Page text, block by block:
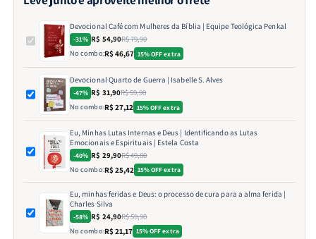
Devocional Café com Mulheres da Bíblia | Equipe Teológica Penkal
-31% R$ 54,90R$ 79,90
No combo:R$ 46,67 15% OFF extra
Devocional Quarto de Guerra | Isabelle S. Alves
-47% R$ 31,90R$ 59,90
No combo:R$ 27,12 15% OFF extra
Eu, Minhas Lutas Internas e Deus | Identificando as Lutas
Emocionais e Espirituais | Estela Costa
-40% R$ 29,90R$ 49,80
No combo:R$ 25,42 15% OFF extra
Eu, minhas feridas e Deus: o processo de cura para a alma ferida |
Charles Silva
-58% R$ 24,90R$ 59,90
No combo:R$ 21,17 15% OFF extra